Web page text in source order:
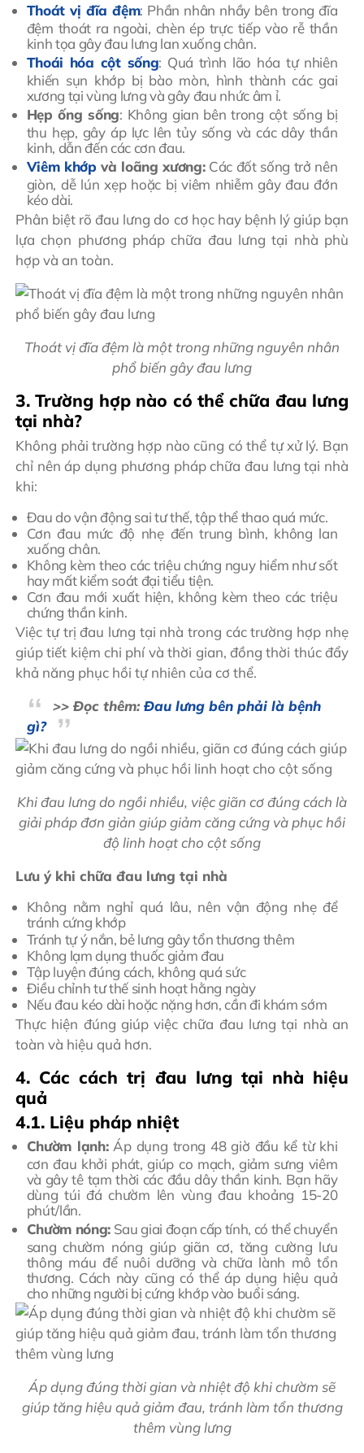
Thoát vị đĩa đệm: Phần nhân nhầy bên trong đĩa
đệm thoát ra ngoài, chèn ép trực tiếp vào rễ thần
kinh tọa gây đau lưng lan xuống chân.
Thoái hóa cột sống: Quá trình lão hóa tự nhiên
khiến sụn khớp bị bào mòn, hình thành các gai
xương tại vùng lưng và gây đau nhức âm ỉ.
Hẹp ống sống: Không gian bên trong cột sống bị
thu hẹp, gây áp lực lên tủy sống và các dây thần
kinh, dẫn đến các cơn đau.
Viêm khớp và loãng xương:Các đốt sống trở nên
giòn, dễ lún xẹp hoặc bị viêm nhiễm gây đau đớn
kéo dài.
Phân biệt rõ đau lưng do cơ học hay bệnh lý giúp bạn
lựa chọn phương pháp chữa đau lưng tại nhà phù
hợp và an toàn.
Thoát vị đĩa đệm là một trong những nguyên nhân
phổ biến gây đau lưng
3. Trường hợp nào có thể chữa đau lưng
tại nhà?
Không phải trường hợp nào cũng có thể tự xử lý. Bạn
chỉ nên áp dụng phương pháp chữa đau lưng tại nhà
khi:
Đau do vận động sai tư thế, tập thể thao quá mức.
Cơn đau mức độ nhẹ đến trung bình, không lan
xuống chân.
Không kèm theo các triệu chứng nguy hiểm như sốt
hay mất kiểm soát đại tiểu tiện.
Cơn đau mới xuất hiện, không kèm theo các triệu
chứng thần kinh.
Việc tự trị đau lưng tại nhà trong các trường hợp nhẹ
giúp tiết kiệm chi phí và thời gian, đồng thời thúc đẩy
khả năng phục hồi tự nhiên của cơ thể.
>> Đọc thêm:Đau lưng bên phải là bệnh
gì?
Khi đau lưng do ngồi nhiều, việc giãn cơ đúng cách là
giải pháp đơn giản giúp giảm căng cứng và phục hồi
độ linh hoạt cho cột sống
Lưu ý khi chữa đau lưng tại nhà
Không nằm nghỉ quá lâu, nên vận động nhẹ để
tránh cứng khớp
Tránh tự ý nắn, bẻ lưng gây tổn thương thêm
Không lạm dụng thuốc giảm đau
Tập luyện đúng cách, không quá sức
Điều chỉnh tư thế sinh hoạt hằng ngày
Nếu đau kéo dài hoặc nặng hơn, cần đi khám sớm
Thực hiện đúng giúp việc chữa đau lưng tại nhà an
toàn và hiệu quả hơn.
4. Các cách trị đau lưng tại nhà hiệu
quả
4.1. Liệu pháp nhiệt
Chườm lạnh:Áp dụng trong 48 giờ đầu kể từ khi
cơn đau khởi phát, giúp co mạch, giảm sưng viêm
và gây tê tạm thời các đầu dây thần kinh. Bạn hãy
dùng túi đá chườm lên vùng đau khoảng 15-20
phút/lần.
Chườm nóng:Sau giai đoạn cấp tính, có thể chuyển
sang chườm nóng giúp giãn cơ, tăng cường lưu
thông máu để nuôi dưỡng và chữa lành mô tổn
thương. Cách này cũng có thể áp dụng hiệu quả
cho những người bị cứng khớp vào buổi sáng.
Áp dụng đúng thời gian và nhiệt độ khi chườm sẽ
giúp tăng hiệu quả giảm đau, tránh làm tổn thương
thêm vùng lưng